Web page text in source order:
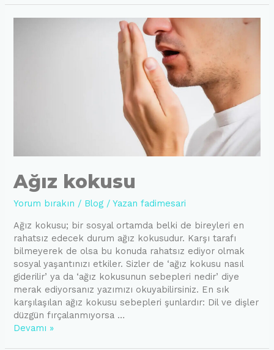
Ağız kokusu
Yorum bırakın / Blog / Yazan fadimesari
Ağız kokusu; bir sosyal ortamda belki de bireyleri en
rahatsız edecek durum ağız kokusudur. Karşı tarafı
bilmeyerek de olsa bu konuda rahatsız ediyor olmak
sosyal yaşantınızı etkiler. Sizler de ‘ağız kokusu nasıl
giderilir’ ya da ‘ağız kokusunun sebepleri nedir’ diye
merak ediyorsanız yazımızı okuyabilirsiniz. En sık
karşılaşılan ağız kokusu sebepleri şunlardır: Dil ve dişler
düzgün fırçalanmıyorsa …
Ağız
Devamı »